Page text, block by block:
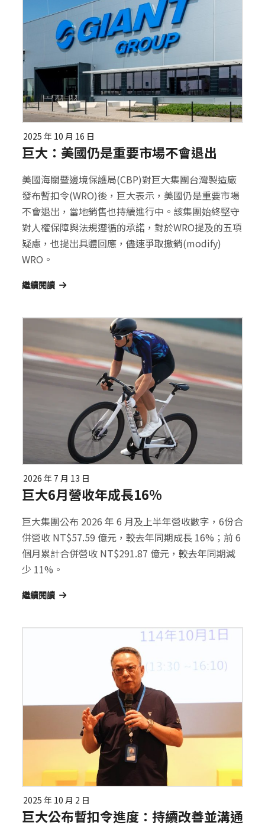
2025 年 10 月 16 日
巨大：美國仍是重要市場不會退出
美國海關暨邊境保護局(CBP)對巨大集團台灣製造廠
發布暫扣令(WRO)後，巨大表示，美國仍是重要市場
不會退出，當地銷售也持續進行中。該集團始終堅守
對人權保障與法規遵循的承諾，對於WRO提及的五項
疑慮，也提出具體回應，儘速爭取撤銷(modify)
WRO。
繼續閱讀
2026 年 7 月 13 日
巨大6月營收年成長16%
巨大集團公布 2026 年 6 月及上半年營收數字，6份合
併營收 NT$57.59 億元，較去年同期成長 16%；前 6
個月累計合併營收 NT$291.87 億元，較去年同期減
少 11%。
繼續閱讀
2025 年 10 月 2 日
巨大公布暫扣令進度：持續改善並溝通